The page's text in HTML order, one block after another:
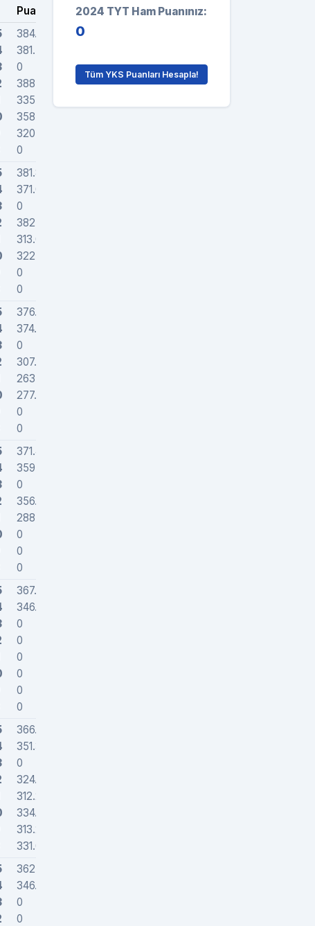
Puan Sıra
Grafik
384.53102
381.71484
0
388.83856
335.33682
358.97015
320.4359
0
221926
0
222642
381.87552
371.08061
0
382.34238
313.00684
322.98193
0
0
376.61915
374.68546
0
307.08234
263.21992
277.86168
0
0
371.40872
359.02803
0
356.5873
288.62561
0
0
0
367.17519
346.32634
0
0
0
0
0
0
366.4989
351.33626
0
324.68531
312.28038
334.05884
313.2136
331.0385
362.14205
346.80338
0
0
2024 TYT Ham Puanınız:
0
Tüm YKS Puanları Hesapla!